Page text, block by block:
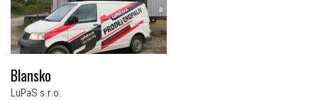
Blansko
LuPaS s.r.o.